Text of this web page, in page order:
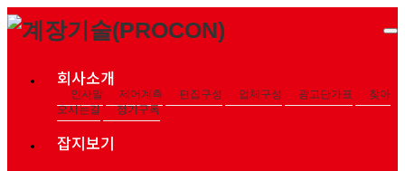
회사소개
인사말 제어계측 편집구성 업체구성 광고단가표
찾아
오시는길
정기구독
잡지보기